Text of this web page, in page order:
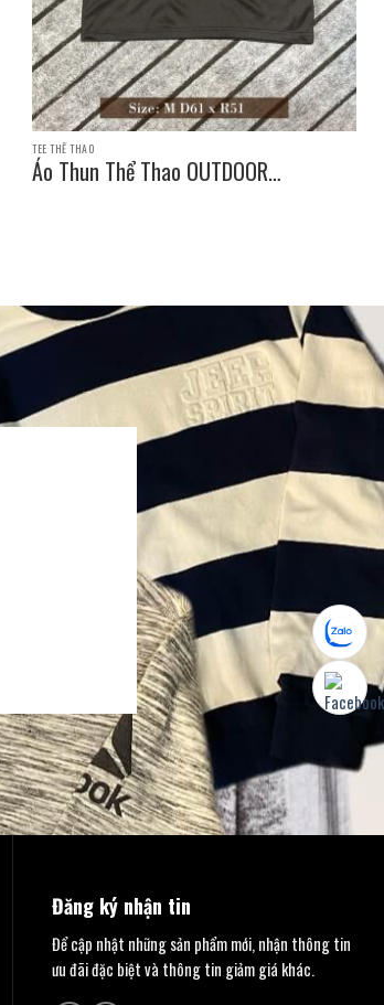
TEE THỂ THAO
Áo Thun Thể Thao OUTDOOR
Đăng ký nhận tin
Để cập nhật những sản phẩm mới, nhận thông tin
ưu đãi đặc biệt và thông tin giảm giá khác.